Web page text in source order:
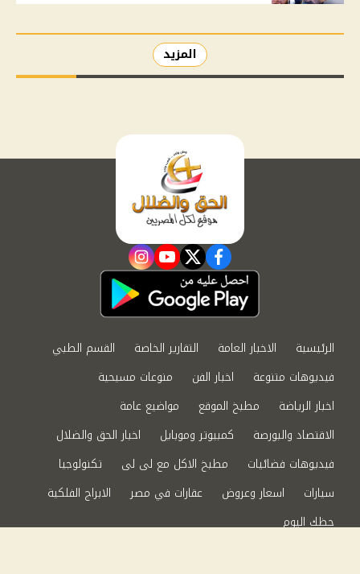
المزيد
facebook
twitter
youtube
instagram
الرئيسية الاخبار العامة التقارير الخاصة
القسم الطبي
فيديوهات متنوعة
اخبار الفن
منوعات مسيحية
اخبار الرياضة
مطبخ الموقع
مواضيع عامة
الاقتصاد والبورصة
كمبيوتر وموبايل
اخبار الحق والضلال
فيديوهات فضائيات
مطبخ الاكل مع لى لى
تكنولوجيا
سيارات
اسعار وعروض عقارات في مصر
الابراج الفلكية
حظك اليوم